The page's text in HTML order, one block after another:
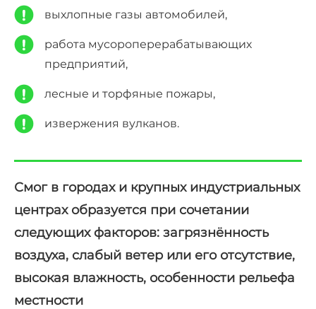
выхлопные газы автомобилей,
работа мусороперерабатывающих
предприятий,
лесные и торфяные пожары,
извержения вулканов.
Смог в городах и крупных индустриальных
центрах образуется при сочетании
следующих факторов: загрязнённость
воздуха, слабый ветер или его отсутствие,
высокая влажность, особенности рельефа
местности